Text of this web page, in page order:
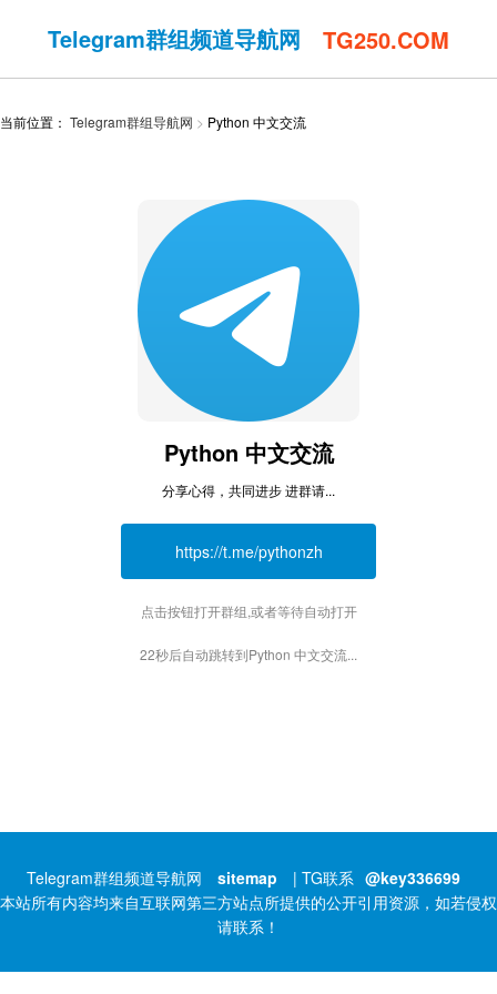
Telegram群组频道导航网 TG250.COM
当前位置： Telegram群组导航网 Python 中文交流
Python 中文交流
分享心得，共同进步 进群请...
https://t.me/pythonzh
点击按钮打开群组,或者等待自动打开
22秒后自动跳转到Python 中文交流...
Telegram群组频道导航网 sitemap | TG联系 @key336699
本站所有内容均来自互联网第三方站点所提供的公开引用资源，如若侵权
请联系！